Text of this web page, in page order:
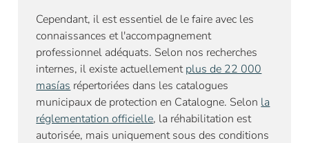
Cependant, il est essentiel de le faire avec les
connaissances et l'accompagnement
professionnel adéquats. Selon nos recherches
internes, il existe actuellementplus de 22 000
masías répertoriées dans les catalogues
municipaux de protection en Catalogne. Selon la
réglementation officielle, la réhabilitation est
autorisée, mais uniquement sous des conditions